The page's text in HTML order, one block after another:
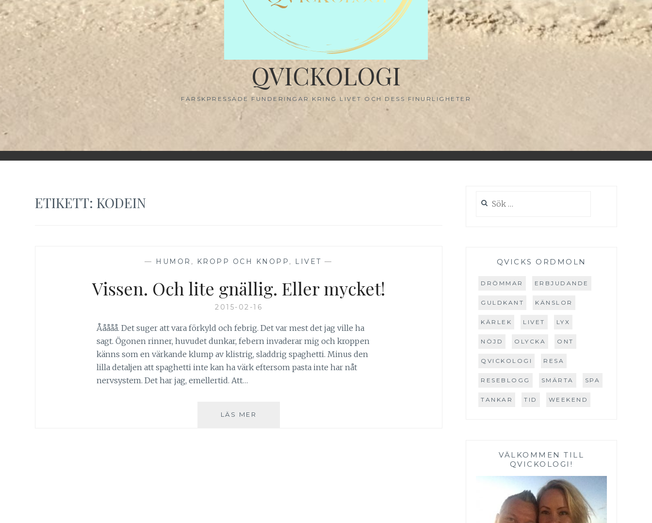
QVICKOLOGI
FÄRSKPRESSADE FUNDERINGAR KRING LIVET OCH DESS FINURLIGHETER
ETIKETT: KODEIN
— HUMOR , KROPP OCH KNOPP , LIVET —
Vissen. Och lite gnällig. Eller mycket!
2015-02-16
Ååååå. Det suger att vara förkyld och febrig. Det var mest det jag ville ha
sagt. Ögonen rinner, huvudet dunkar, febern invaderar mig och kroppen
känns som en värkande klump av klistrig, sladdrig spaghetti. Minus den
lilla detaljen att spaghetti inte kan ha värk eftersom pasta inte har nåt
nervsystem. Det har jag, emellertid. Att…
LÄS MER
efter:
QVICKS ORDMOLN
DRÖMMAR ERBJUDANDE
GULDKANT KÄNSLOR
KÄRLEK LIVET LYX
NÖJD OLYCKA ONT
QVICKOLOGI RESA
RESEBLOGG SMÄRTA SPA
TANKAR TID WEEKEND
VÄLKOMMEN TILL
QVICKOLOGI!